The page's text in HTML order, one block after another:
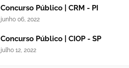
Concurso Público | CRM - PI
junho 06, 2022
Concurso Público | CIOP - SP
julho 12, 2022